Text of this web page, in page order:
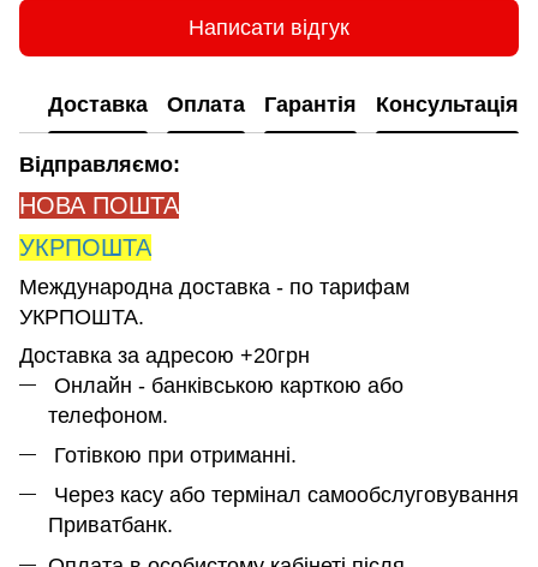
Написати відгук
Доставка Оплата Гарантія Консультація
Відправляємо:
НОВА ПОШТА
УКРПОШТА
Международна доставка - по тарифам
УКРПОШТА.
Доставка за адресою +20грн
Онлайн - банківською карткою або
телефоном.
Готівкою при отриманні.
Через касу або термінал самообслуговування
Приватбанк.